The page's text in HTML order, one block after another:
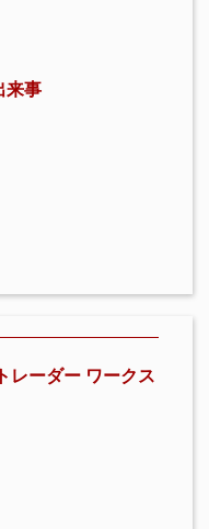
来事
レーダー ワークス